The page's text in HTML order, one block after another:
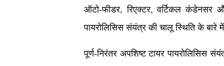
ऑटो-फीडर, रिएक्टर, वर्टिकल कंडेनसर
पायरोलिसिस संयंत्र की चालू स्थिति के
पूर्ण-निरंतर अपशिष्ट टायर पायरोलिसिस